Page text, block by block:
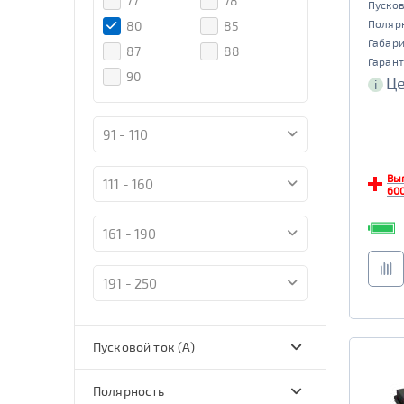
Buran
Mutlu
DELKOR
AC/DC
JOKER
Exide
Тюменский
Медведь
Tyumen
Varta
Bosch
FB
SuperNova
Deta
Tyumen
80
85
87
88
90
91 - 110
111 - 160
161 - 190
191 - 250
Пусковой ток (А)
Полярность
i